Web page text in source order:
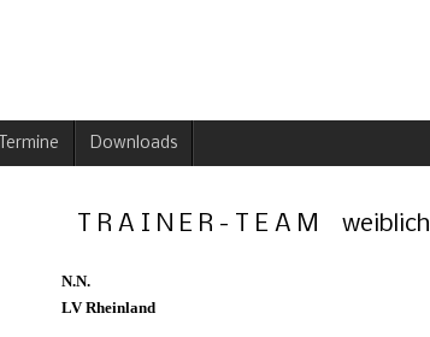
Termine Downloads
T R A I N E R - T E A M weiblich
N.N.
LV Rheinland